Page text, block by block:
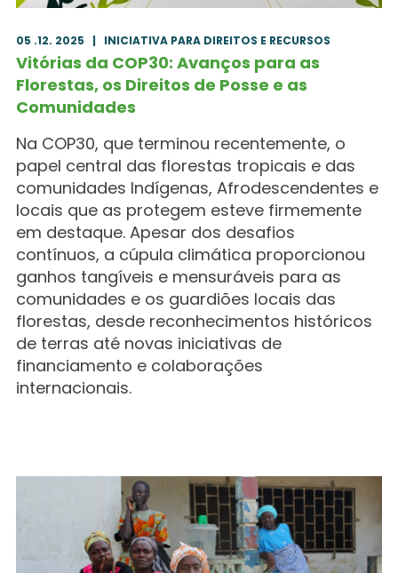
05 .12. 2025 | INICIATIVA PARA DIREITOS E RECURSOS
Vitórias da COP30: Avanços para as
Florestas, os Direitos de Posse e as
Comunidades
Na COP30, que terminou recentemente, o
papel central das florestas tropicais e das
comunidades Indígenas, Afrodescendentes e
locais que as protegem esteve firmemente
em destaque. Apesar dos desafios
contínuos, a cúpula climática proporcionou
ganhos tangíveis e mensuráveis para as
comunidades e os guardiões locais das
florestas, desde reconhecimentos históricos
de terras até novas iniciativas de
financiamento e colaborações
internacionais.